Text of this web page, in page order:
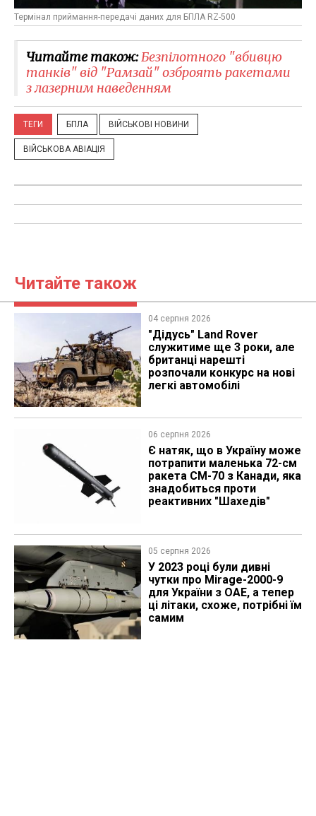
Термінал приймання-передачі даних для БПЛА RZ-500
Читайте також:Безпілотного "вбивцю
танків" від "Рамзай" озброять ракетами
з лазерним наведенням
ТЕГИ БПЛА ВІЙСЬКОВІ НОВИНИ
ВІЙСЬКОВА АВІАЦІЯ
Читайте також
04 серпня 2026
"Дідусь" Land Rover
служитиме ще 3 роки, але
британці нарешті
розпочали конкурс на нові
легкі автомобілі
06 серпня 2026
Є натяк, що в Україну може
потрапити маленька 72-см
ракета CM-70 з Канади, яка
знадобиться проти
реактивних "Шахедів"
05 серпня 2026
У 2023 році були дивні
чутки про Mirage-2000-9
для України з ОАЕ, а тепер
ці літаки, схоже, потрібні їм
самим